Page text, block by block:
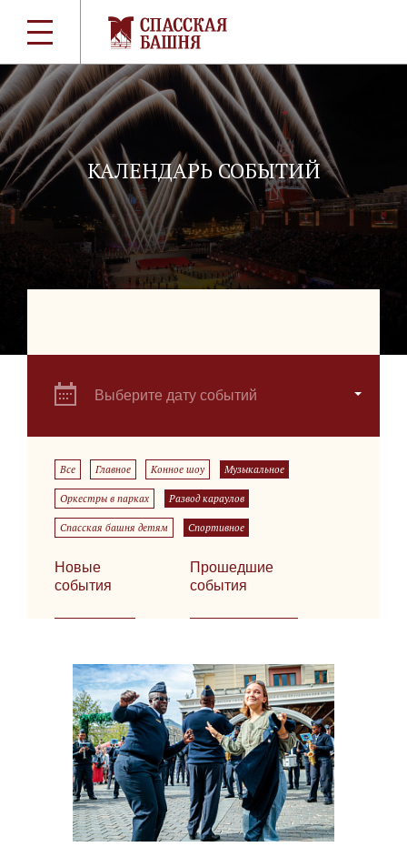
КАЛЕНДАРЬ СОБЫТИЙ
Выберите дату событий
Все Главное Конное шоу Музыкальное
Оркестры в парках Развод караулов
Спасская башня детям Спортивное
Новые
события
Прошедшие
события